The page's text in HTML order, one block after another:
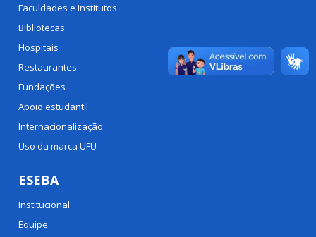
Faculdades e Institutos
Bibliotecas
Hospitais
Restaurantes
Fundações
Apoio estudantil
Internacionalização
Uso da marca UFU
ESEBA
Institucional
Equipe